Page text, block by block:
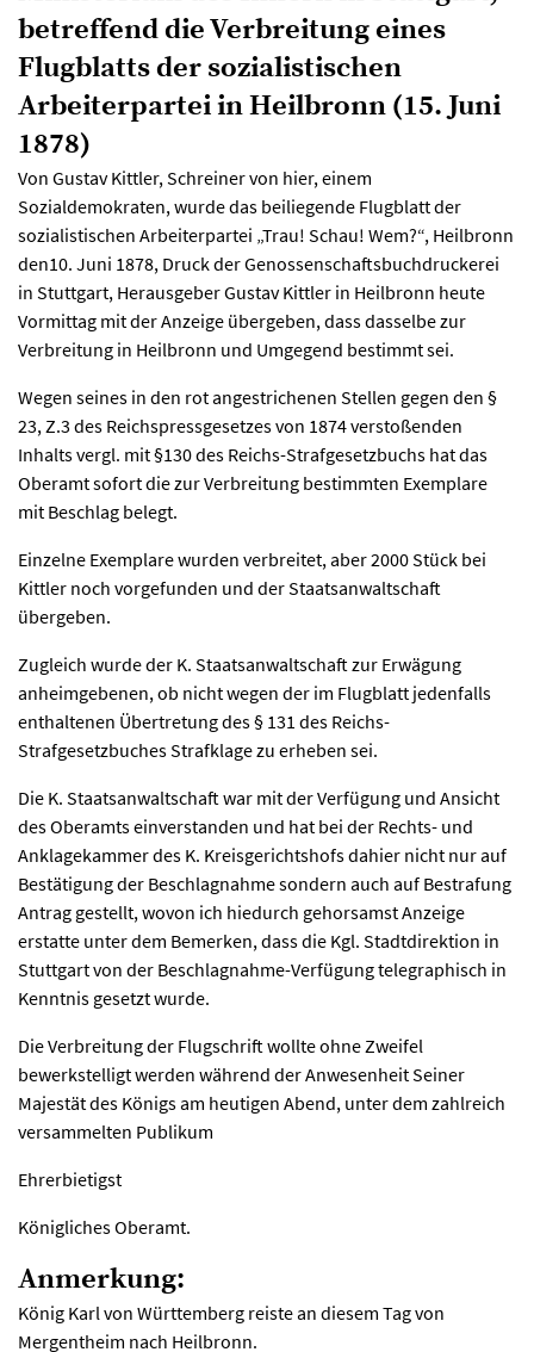
betreffend die Verbreitung eines
Flugblatts der sozialistischen
Arbeiterpartei in Heilbronn (15. Juni
1878)
Von Gustav Kittler, Schreiner von hier, einem
Sozialdemokraten, wurde das beiliegende Flugblatt der
sozialistischen Arbeiterpartei „Trau! Schau! Wem?“, Heilbronn
den10. Juni 1878, Druck der Genossenschaftsbuchdruckerei
in Stuttgart, Herausgeber Gustav Kittler in Heilbronn heute
Vormittag mit der Anzeige übergeben, dass dasselbe zur
Verbreitung in Heilbronn und Umgegend bestimmt sei.
Wegen seines in den rot angestrichenen Stellen gegen den §
23, Z.3 des Reichspressgesetzes von 1874 verstoßenden
Inhalts vergl. mit §130 des Reichs-Strafgesetzbuchs hat das
Oberamt sofort die zur Verbreitung bestimmten Exemplare
mit Beschlag belegt.
Einzelne Exemplare wurden verbreitet, aber 2000 Stück bei
Kittler noch vorgefunden und der Staatsanwaltschaft
übergeben.
Zugleich wurde der K. Staatsanwaltschaft zur Erwägung
anheimgebenen, ob nicht wegen der im Flugblatt jedenfalls
enthaltenen Übertretung des § 131 des Reichs-
Strafgesetzbuches Strafklage zu erheben sei.
Die K. Staatsanwaltschaft war mit der Verfügung und Ansicht
des Oberamts einverstanden und hat bei der Rechts- und
Anklagekammer des K. Kreisgerichtshofs dahier nicht nur auf
Bestätigung der Beschlagnahme sondern auch auf Bestrafung
Antrag gestellt, wovon ich hiedurch gehorsamst Anzeige
erstatte unter dem Bemerken, dass die Kgl. Stadtdirektion in
Stuttgart von der Beschlagnahme-Verfügung telegraphisch in
Kenntnis gesetzt wurde.
Die Verbreitung der Flugschrift wollte ohne Zweifel
bewerkstelligt werden während der Anwesenheit Seiner
Majestät des Königs am heutigen Abend, unter dem zahlreich
versammelten Publikum
Ehrerbietigst
Königliches Oberamt.
Anmerkung:
König Karl von Württemberg reiste an diesem Tag von
Mergentheim nach Heilbronn.